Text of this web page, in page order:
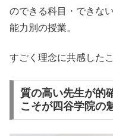
のできる科目・できな
能力別の授業。
すごく理念に共感した
質の高い先生が的
こそが四谷学院の